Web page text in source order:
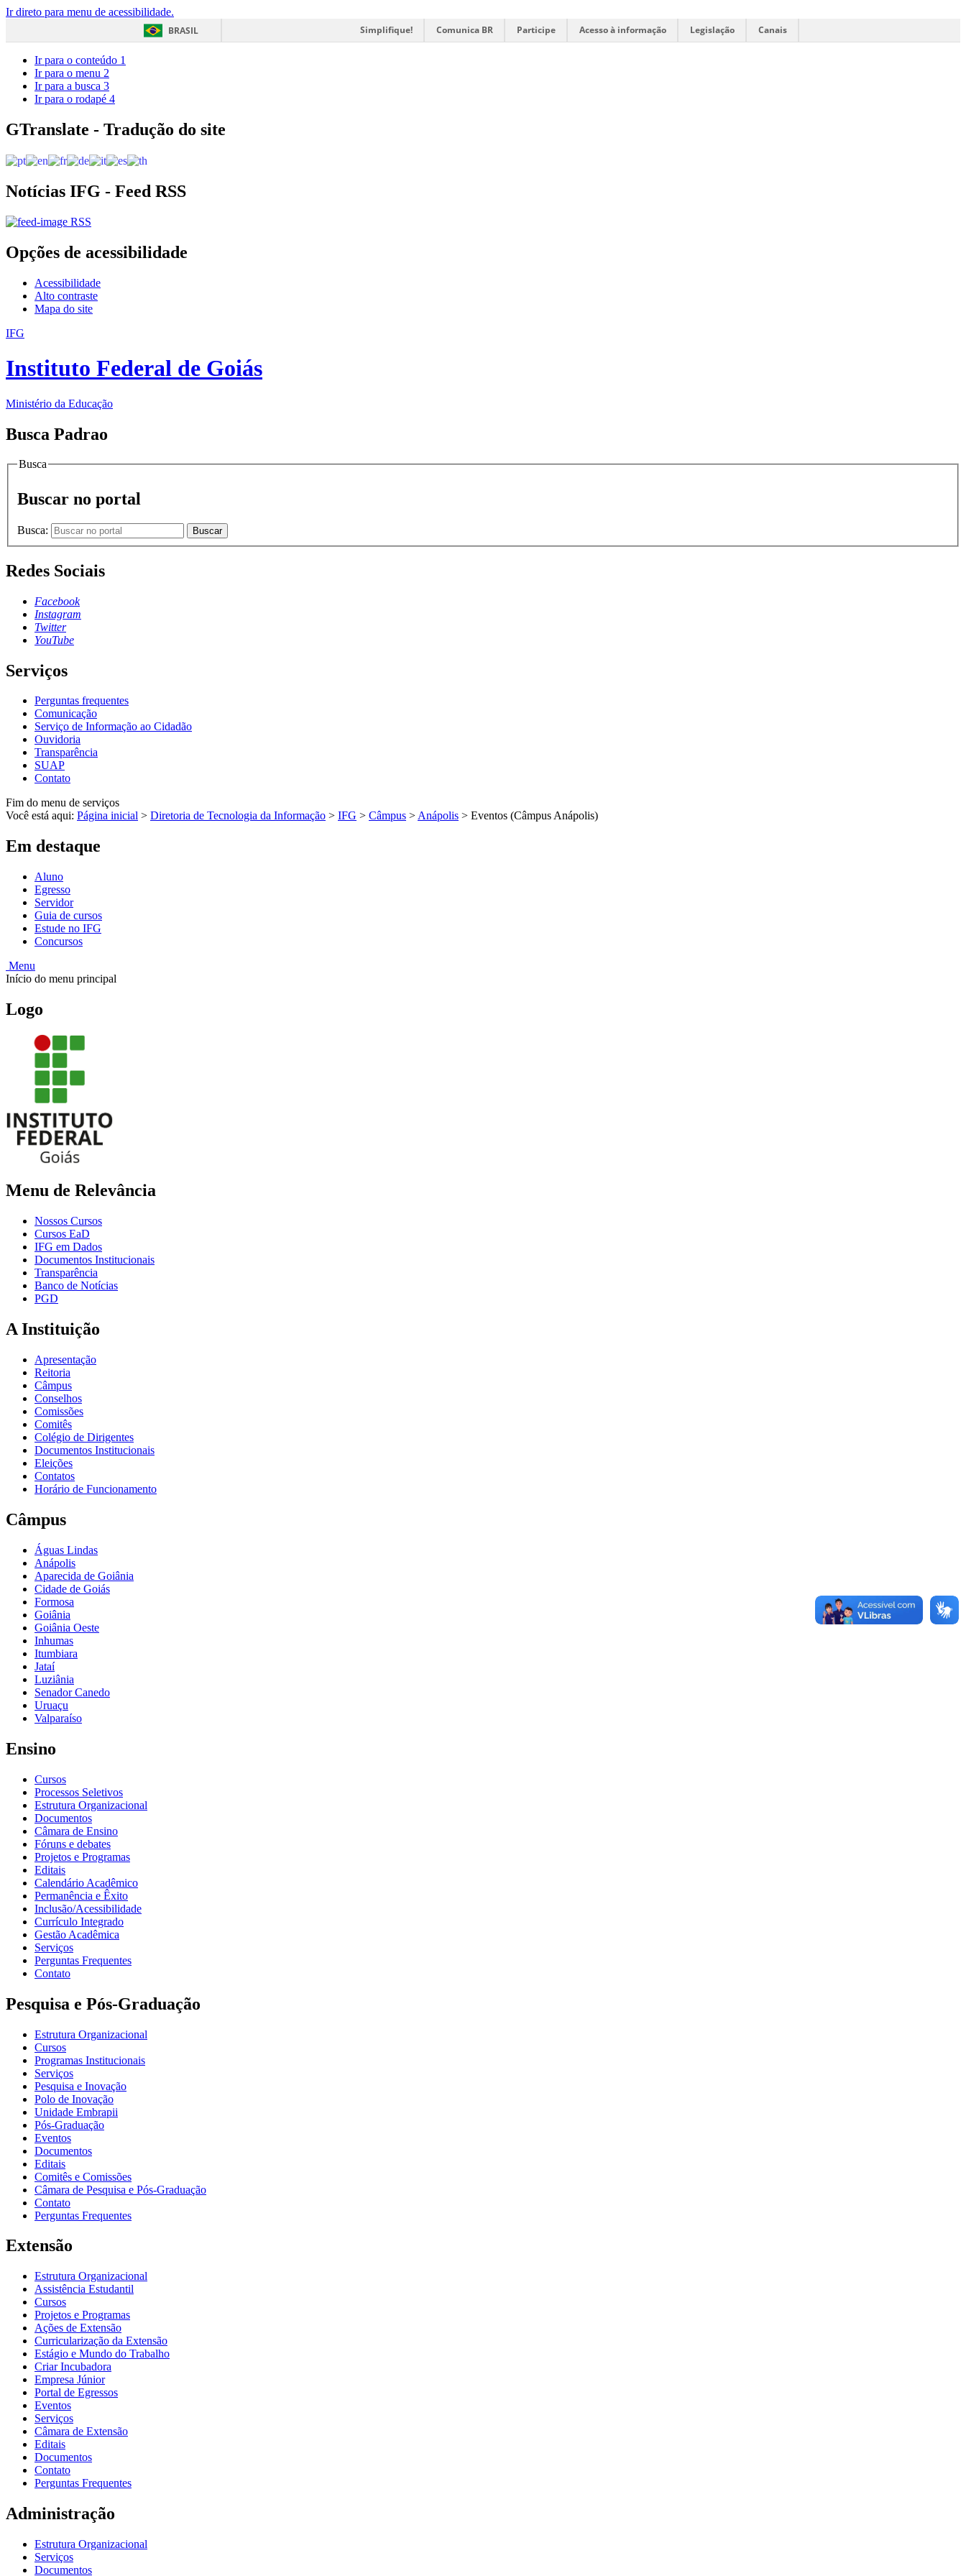
Ir direto para menu de acessibilidade.
BRASIL
Simplifique! Comunica BR Participe Acesso à informação Legislação Canais
Ir para o conteúdo 1
Ir para o menu 2
Ir para a busca 3
Ir para o rodapé 4
GTranslate - Tradução do site
Notícias IFG - Feed RSS
RSS
Opções de acessibilidade
Acessibilidade
Alto contraste
Mapa do site
IFG
Instituto Federal de Goiás
Ministério da Educação
Busca Padrao
Busca
Buscar no portal
Busca: Buscar
Redes Sociais
Facebook
Instagram
Twitter
YouTube
Serviços
Perguntas frequentes
Comunicação
Serviço de Informação ao Cidadão
Ouvidoria
Transparência
SUAP
Contato
Fim do menu de serviços
Você está aqui: Página inicial > Diretoria de Tecnologia da Informação > IFG > Câmpus >Anápolis > Eventos (Câmpus Anápolis)
Em destaque
Aluno
Egresso
Servidor
Guia de cursos
Estude no IFG
Concursos
Menu
Início do menu principal
Logo
Menu de Relevância
Nossos Cursos
Cursos EaD
IFG em Dados
Documentos Institucionais
Transparência
Banco de Notícias
PGD
A Instituição
Apresentação
Reitoria
Câmpus
Conselhos
Comissões
Comitês
Colégio de Dirigentes
Documentos Institucionais
Eleições
Contatos
Horário de Funcionamento
Câmpus
Águas Lindas
Anápolis
Aparecida de Goiânia
Cidade de Goiás
Formosa
Goiânia
Goiânia Oeste
Inhumas
Itumbiara
Jataí
Luziânia
Senador Canedo
Uruaçu
Valparaíso
Ensino
Cursos
Processos Seletivos
Estrutura Organizacional
Documentos
Câmara de Ensino
Fóruns e debates
Projetos e Programas
Editais
Calendário Acadêmico
Permanência e Êxito
Inclusão/Acessibilidade
Currículo Integrado
Gestão Acadêmica
Serviços
Perguntas Frequentes
Contato
Pesquisa e Pós-Graduação
Estrutura Organizacional
Cursos
Programas Institucionais
Serviços
Pesquisa e Inovação
Polo de Inovação
Unidade Embrapii
Pós-Graduação
Eventos
Documentos
Editais
Comitês e Comissões
Câmara de Pesquisa e Pós-Graduação
Contato
Perguntas Frequentes
Extensão
Estrutura Organizacional
Assistência Estudantil
Cursos
Projetos e Programas
Ações de Extensão
Curricularização da Extensão
Estágio e Mundo do Trabalho
Criar Incubadora
Empresa Júnior
Portal de Egressos
Eventos
Serviços
Câmara de Extensão
Editais
Documentos
Contato
Perguntas Frequentes
Administração
Estrutura Organizacional
Serviços
Documentos